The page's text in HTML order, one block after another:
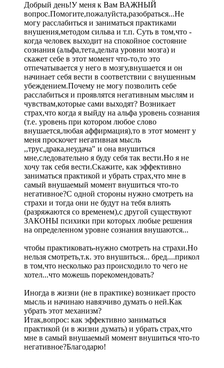
Добрый день!У меня к Вам ВАЖНЫЙ
вопрос.Помогите,пожалуйста,разобраться...Не
могу расслабиться и заниматься практиками
внушения,методом сильва и т.п. Суть в том,что -
когда человек выходит на спокойное состояние
сознания (альфа,тета,дельта уровни мозга) и
скажет себе в этот момент что-то,то это
отпечатывается у него в мозгу,внушается и он
начинает себя вести в соответствии с внушенным
убеждением.Почему не могу позволить себе
расслабиться и проявлятся негативным мыслям и
чувствам,которые сами выходят? Возникает
страх,что когда я выйду на альфа уровень сознания
(т.е. уровень при котором любое слово
внушается,любая аффирмация),то в этот момент у
меня проскочет негативная мысль
,,трус,драка,неудача" и она внушиться
мне,следовательно я буду себя так вести.Но я не
хочу так себя вести.Скажите, как эффективно
заниматься практикой и убрать страх,что мне в
самый внушаемый момент внушиться что-то
негативное?С одной стороны нужно смотреть на
страхи и тогда они не будут на тебя влиять
(разряжаются со временем),с другой существуют
ЗАКОНЫ психики при которых любые решения
на определенном уровне сознания внушаются...
чтобы практиковать-нужно смотреть на страхи.Но
нельзя смотреть,т.к. это внушиться... бред....прикол
в том,что несколько раз происходило то чего не
хотел...что можешь порекомендовать?
Иногда в жизни (не в практике) возникает просто
мысль и начинаю навязчиво думать о ней.Как
убрать этот механизм?
Итак,вопрос: как эффективно заниматься
практикой (и в жизни думать) и убрать страх,что
мне в самый внушаемый момент внушиться что-то
негативное?Благодарю!